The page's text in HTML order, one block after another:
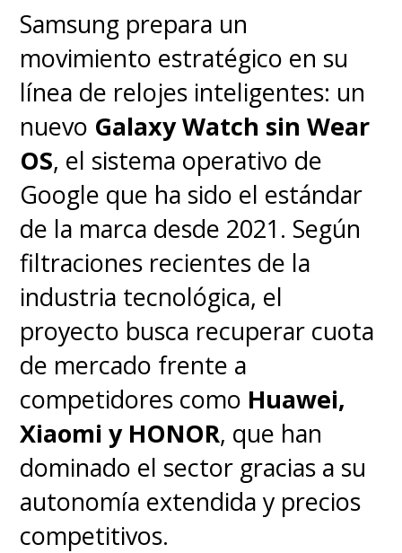
Samsung prepara un
movimiento estratégico en su
línea de relojes inteligentes: un
nuevo Galaxy Watch sin Wear
OS, el sistema operativo de
Google que ha sido el estándar
de la marca desde 2021. Según
filtraciones recientes de la
industria tecnológica, el
proyecto busca recuperar cuota
de mercado frente a
competidores como Huawei,
Xiaomi y HONOR, que han
dominado el sector gracias a su
autonomía extendida y precios
competitivos.